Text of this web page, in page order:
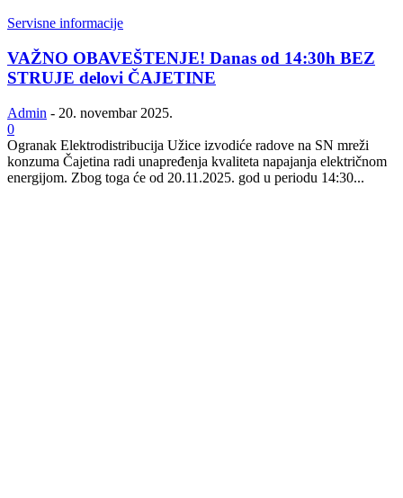
Servisne informacije
VAŽNO OBAVEŠTENJE! Danas od 14:30h BEZ
STRUJE delovi ČAJETINE
Admin - 20. novembar 2025.
0
Ogranak Elektrodistribucija Užice izvodiće radove na SN mreži
konzuma Čajetina radi unapređenja kvaliteta napajanja električnom
energijom. Zbog toga će od 20.11.2025. god u periodu 14:30...